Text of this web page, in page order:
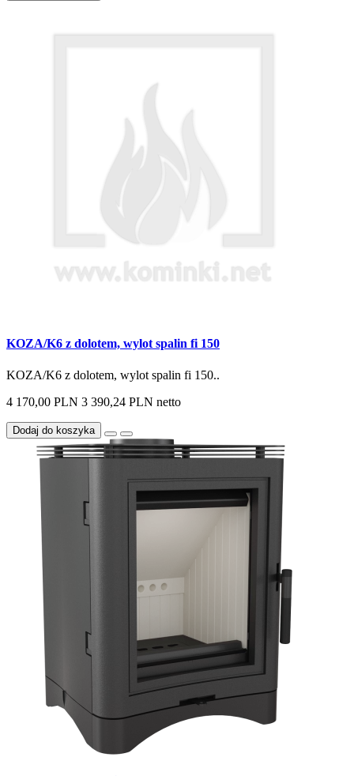
KOZA/K6 z dolotem, wylot spalin fi 150
KOZA/K6 z dolotem, wylot spalin fi 150..
4 170,00 PLN 3 390,24 PLN netto
Dodaj do koszyka